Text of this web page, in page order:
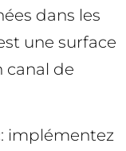
dans les
est une surface
canal de
implémentez